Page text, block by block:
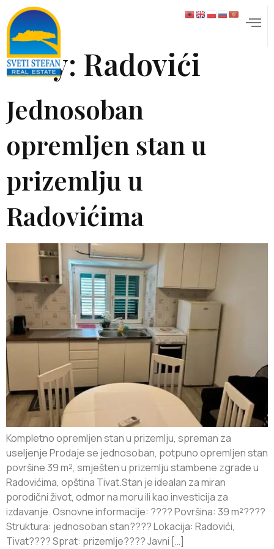
City: Radovići
Jednosoban
opremljen stan u
prizemlju u
Radovićima
Kompletno opremljen stan u prizemlju, spreman za
useljenje Prodaje se jednosoban, potpuno opremljen stan
površine 39 m², smješten u prizemlju stambene zgrade u
Radovićima, opština Tivat.Stan je idealan za miran
porodični život, odmor na moru ili kao investicija za
izdavanje. Osnovne informacije: ???? Površina: 39 m²????️
Struktura: jednosoban stan???? Lokacija: Radovići,
Tivat????️ Sprat: prizemlje???? Javni […]